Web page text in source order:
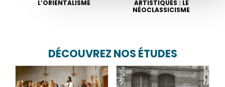
L’ORIENTALISME
ARTISTIQUES : LE
NÉOCLASSICISME
DÉCOUVREZ NOS ÉTUDES